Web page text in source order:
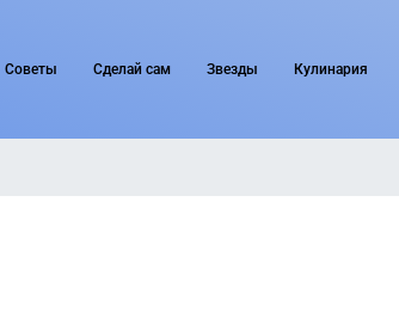
Советы Сделай сам Звезды Кулинария